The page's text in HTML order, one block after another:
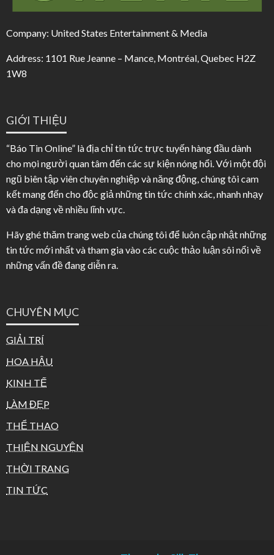
Company: United States Entertainment & Media
Address: 1101 Rue Jeanne – Mance, Montréal, Quebec H2Z
1W8
GIỚI THIỆU
“Báo Tin Online” là địa chỉ tin tức trực tuyến hàng đầu dành
cho mọi người quan tâm đến các sự kiện nóng hổi. Với một đội
ngũ biên tập viên chuyên nghiệp và năng động, chúng tôi cam
kết mang đến cho độc giả những tin tức chính xác, nhanh nhạy
và đa dạng về nhiều lĩnh vực.
Hãy ghé thăm trang web của chúng tôi để luôn cập nhật những
tin tức mới nhất và tham gia vào các cuộc thảo luận sôi nổi về
những vấn đề đang diễn ra.
CHUYÊN MỤC
GIẢI TRÍ
HOA HẬU
KINH TẾ
LÀM ĐẸP
THỂ THAO
THIỆN NGUYỆN
THỜI TRANG
TIN TỨC